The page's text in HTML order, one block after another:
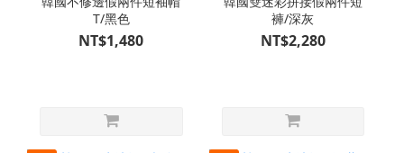
T/黑色
NT$1,480
褲/深灰
NT$2,280